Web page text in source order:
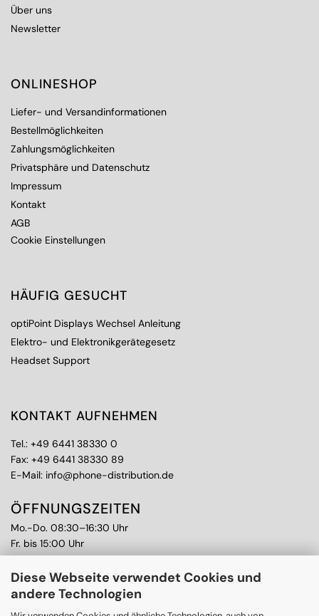
Diese Webseite verwendet Cookies und
andere Technologien
Über uns
Newsletter
ONLINESHOP
Liefer- und Versandinformationen
Bestellmöglichkeiten
Zahlungsmöglichkeiten
Privatsphäre und Datenschutz
Impressum
Kontakt
AGB
Cookie Einstellungen
HÄUFIG GESUCHT
optiPoint Displays Wechsel Anleitung
Elektro- und Elektronikgerätegesetz
Headset Support
KONTAKT AUFNEHMEN
Tel.: +49 6441 38330 0
Fax: +49 6441 38330 89
E-Mail: info@phone-distribution.de
ÖFFNUNGSZEITEN
Mo.-Do. 08:30–16:30 Uhr
Fr. bis 15:00 Uhr
WEITERE THEMEN
Ankauf
CPS Garantie